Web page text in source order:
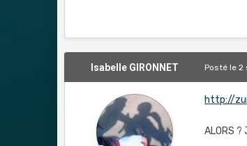
Isabelle GIRONNET Postéle 2
http://
ALORS